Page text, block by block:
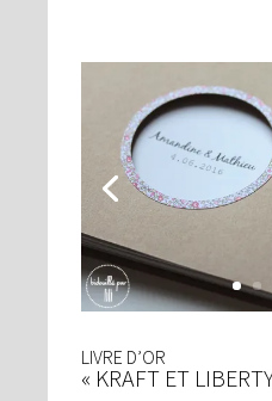
LIVRE D’OR
« KRAFT ET